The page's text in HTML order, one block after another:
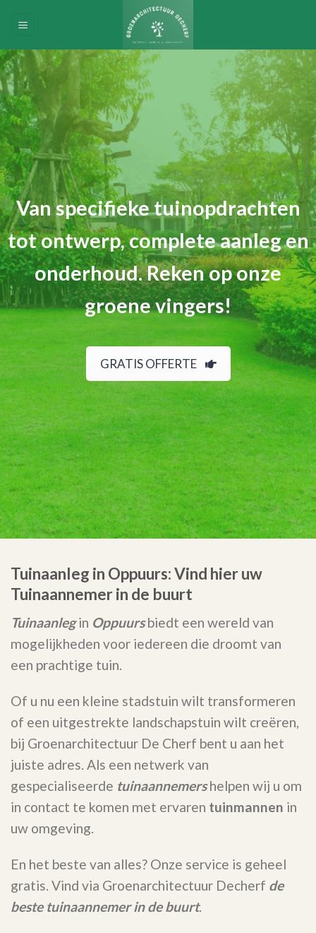
Van specifieke tuinopdrachten
tot ontwerp, complete aanleg en
onderhoud. Reken op onze
groene vingers!
GRATIS OFFERTE
Tuinaanleg in Oppuurs: Vind hier uw
Tuinaannemer in de buurt
Tuinaanlegin Oppuursbiedt een wereld van
mogelijkheden voor iedereen die droomt van
een prachtige tuin.
Of u nu een kleine stadstuin wilt transformeren
of een uitgestrekte landschapstuin wilt creëren,
bij Groenarchitectuur De Cherf bent u aan het
juiste adres. Als een netwerk van
gespecialiseerde tuinaannemershelpen wij u om
in contact te komen met ervaren tuinmannen in
uw omgeving.
En het beste van alles? Onze service is geheel
gratis. Vind via Groenarchitectuur Decherf de
beste tuinaannemer in de buurt.